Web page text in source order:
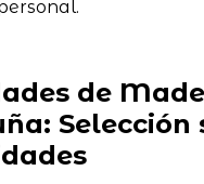
de
Selección